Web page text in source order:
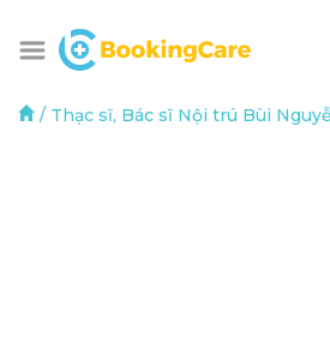
/ Thạc sĩ, Bác sĩ Nội trú Bùi